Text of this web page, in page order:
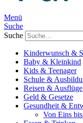
Menü
Suche
Suche
Kinderwunsch &
Baby & Kleinkind
Kids & Teenager
Schule &
Reisen & Ausflüge
Geld & Gesetze
Gesundheit &
Von Eins